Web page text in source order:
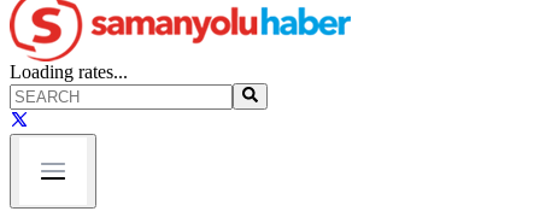
Loading rates...